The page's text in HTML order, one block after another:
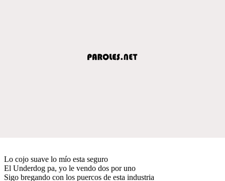
Lo cojo suave lo mío esta seguro
El Underdog pa, yo le vendo dos por uno
Sigo bregando con los puercos de esta industria